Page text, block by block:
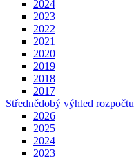
2024
2023
2022
2021
2020
2019
2018
2017
Střednědobý výhled rozpočtu
2026
2025
2024
2023